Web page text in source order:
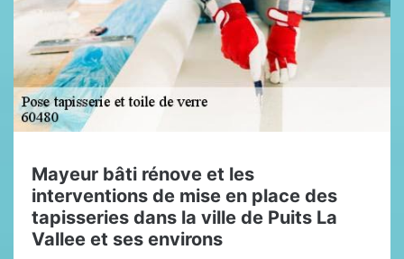
Mayeur bâti rénove et les
interventions de mise en place des
tapisseries dans la ville de Puits La
Vallee et ses environs